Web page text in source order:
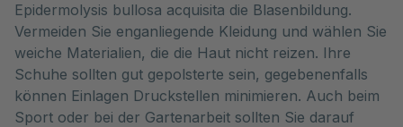
Epidermolysis bullosa acquisita die Blasenbildung.
Vermeiden Sie enganliegende Kleidung und wählen Sie
weiche Materialien, die die Haut nicht reizen. Ihre
Schuhe sollten gut gepolsterte sein, gegebenenfalls
können Einlagen Druckstellen minimieren. Auch beim
Sport oder bei der Gartenarbeit sollten Sie darauf